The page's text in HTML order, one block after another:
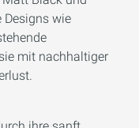
Designs wie
mit nachhaltiger